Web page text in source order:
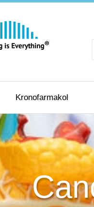
Kronofarmakol